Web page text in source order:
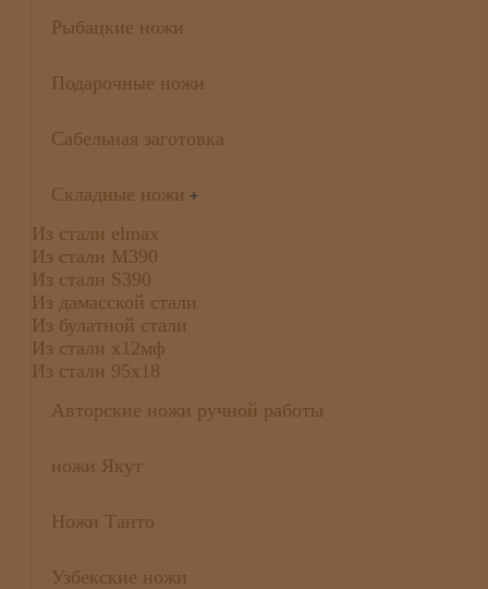
Рыбацкие ножи
Подарочные ножи
Сабельная заготовка
Складные ножи +
Из стали elmax
Из стали М390
Из стали S390
Из дамасской стали
Из булатной стали
Из стали х12мф
Из стали 95х18
Авторские ножи ручной работы
ножи Якут
Ножи Танто
Узбекские ножи